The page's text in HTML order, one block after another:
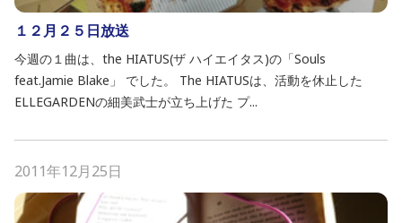
１２月２５日放送
今週の１曲は、the HIATUS(ザ ハイエイタス)の「Souls
feat.Jamie Blake」 でした。 The HIATUSは、活動を休止した
ELLEGARDENの細美武士が立ち上げた プ...
2011年12月25日